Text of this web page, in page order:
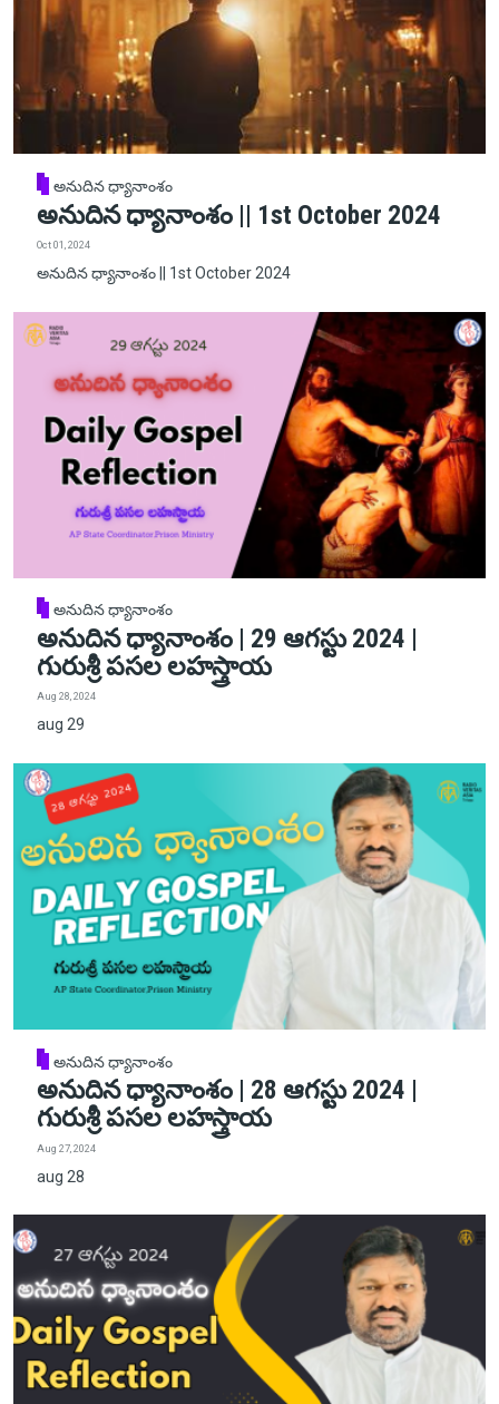
అనుదిన ధ్యానాంశం
అనుదిన ధ్యానాంశం || 1st October 2024
Oct 01, 2024
అనుదిన ధ్యానాంశం || 1st October 2024
అనుదిన ధ్యానాంశం
అనుదిన ధ్యానాంశం | 29 ఆగస్టు 2024 |
గురుశ్రీ పసల లహస్త్రాయ
Aug 28, 2024
aug 29
అనుదిన ధ్యానాంశం
అనుదిన ధ్యానాంశం | 28 ఆగస్టు 2024 |
గురుశ్రీ పసల లహస్త్రాయ
Aug 27, 2024
aug 28